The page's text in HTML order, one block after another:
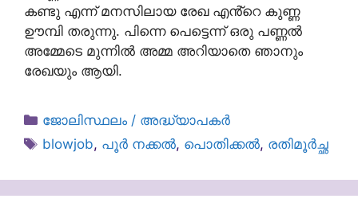
കണ്ടു എന്ന് മനസിലായ രേഖ എൻ്റെ കുണ്ണ
ഊമ്പി തരുന്നു. പിന്നെ പെട്ടെന്ന് ഒരു പണ്ണൽ
അമ്മേടെ മുന്നിൽ അമ്മ അറിയാതെ ഞാനും
രേഖയും ആയി.
Categories
ജോലിസ്ഥലം / അദ്ധ്യാപകർ
Tags
blowjob, പൂർ നക്കൽ, പൊതിക്കൽ, രതിമൂര്‍ച്ഛ